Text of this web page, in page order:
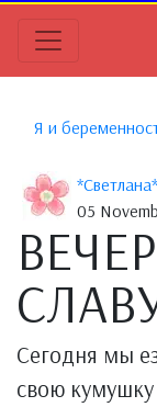
Я и
*Светлана*
05
Сегодня мы
свою